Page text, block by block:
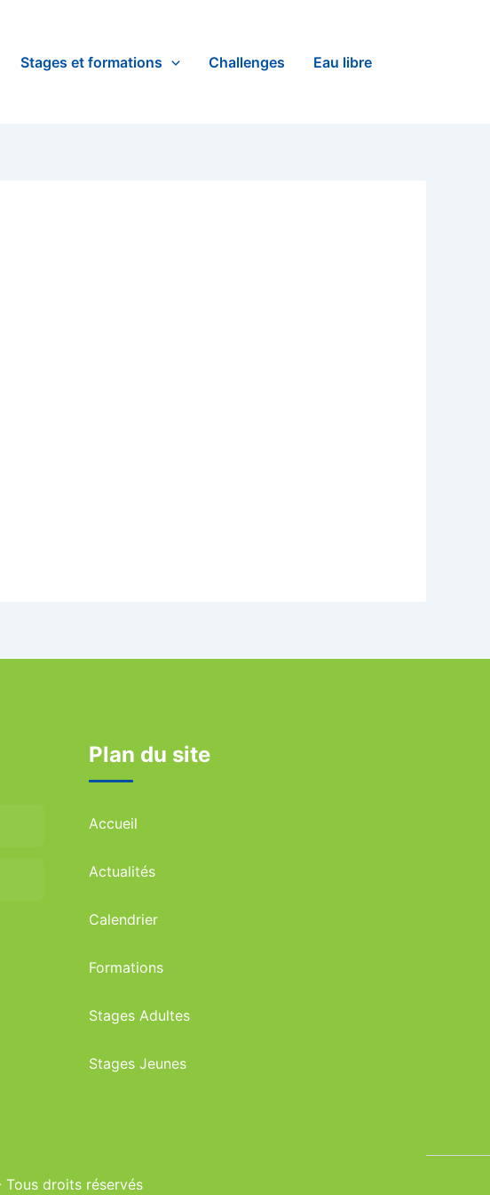
Stages et formations Challenges Eau libre
Plan du site
Accueil
Actualités
Calendrier
Formations
Stages Adultes
Stages Jeunes
droits réservés